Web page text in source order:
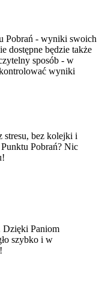
Pobrań - wyniki swoich
dostępne będzie także
sposób - w
wyniki
stresu, bez kolejki i
Pobrań? Nic
Dzięki Paniom
szybko i w